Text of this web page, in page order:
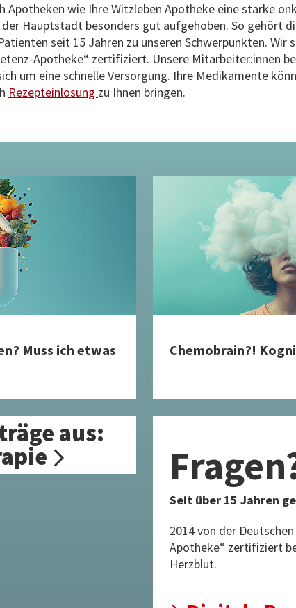
Apotheken wie Ihre Witzleben Apotheke eine starke
der Hauptstadt besonders gut aufgehoben. So gehört
seit 15 Jahren zu unseren Schwerpunkten. Wir
Apotheke“ zertifiziert. Unsere Mitarbeiter:innen
um eine schnelle Versorgung. Ihre Medikamente
Rezepteinlösung zu Ihnen bringen.
Muss ich etwas
Chemobrain?!
aus:
Seit über 15 Jahren
2014 von der
Apotheke“ zertifiziert
Herzblut.